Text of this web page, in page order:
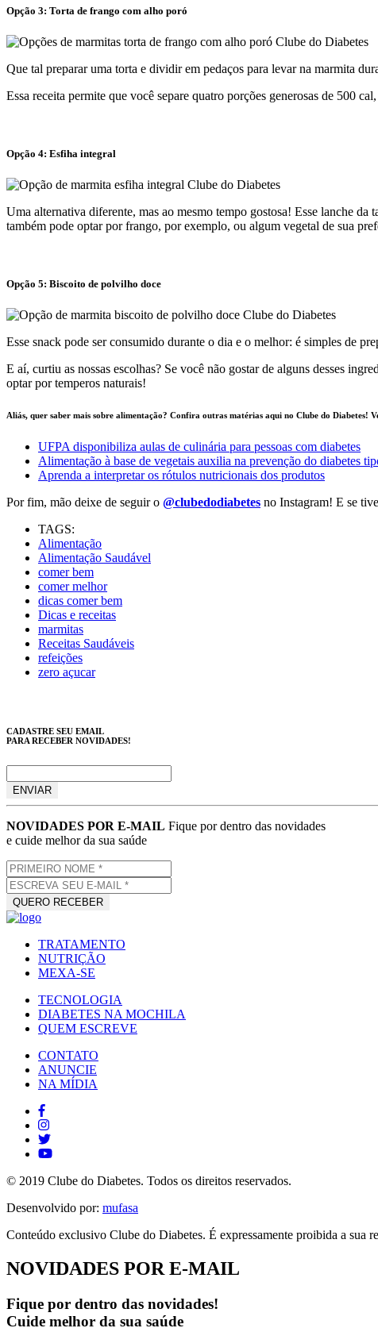
Opção 3: Torta de frango com alho poró
Que tal preparar uma torta e dividir em pedaços para levar na marmita
Essa receita permite que você separe quatro porções generosas de 500
Opção 4: Esfiha integral
Uma alternativa diferente, mas ao mesmo tempo gostosa! Esse lanche
também pode optar por frango, por exemplo, ou algum vegetal de sua
Opção 5: Biscoito de polvilho doce
Esse snack pode ser consumido durante o dia e o melhor: é simples de
E aí, curtiu as nossas escolhas? Se você não gostar de alguns desses
optar por temperos naturais!
Aliás, quer saber mais sobre alimentação? Confira outras matérias aqui no Clube do Diabetes!
UFPA disponibiliza aulas de culinária para pessoas com diabetes
Alimentação à base de vegetais auxilia na prevenção do diabetes
Aprenda a interpretar os rótulos nutricionais dos produtos
Por fim, mão deixe de seguir o @clubedodiabetes no Instagram! E se
TAGS:
Alimentação
Alimentação Saudável
comer bem
comer melhor
dicas comer bem
Dicas e receitas
marmitas
Receitas Saudáveis
refeições
zero açucar
CADASTRE SEU EMAIL
PARA RECEBER NOVIDADES!
NOVIDADES POR E-MAIL Fique por dentro das novidades
e cuide melhor da sua saúde
TRATAMENTO
NUTRIÇÃO
MEXA-SE
TECNOLOGIA
DIABETES NA MOCHILA
QUEM ESCREVE
CONTATO
ANUNCIE
NA MÍDIA
© 2019 Clube do Diabetes. Todos os direitos reservados.
Desenvolvido por: mufasa
Conteúdo exclusivo Clube do Diabetes. É expressamente proibida a
NOVIDADES POR E-MAIL
Fique por dentro das novidades!
Cuide melhor da sua saúde